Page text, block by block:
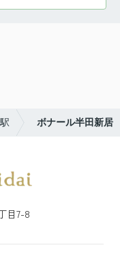
ボナール半田新居
目7-8